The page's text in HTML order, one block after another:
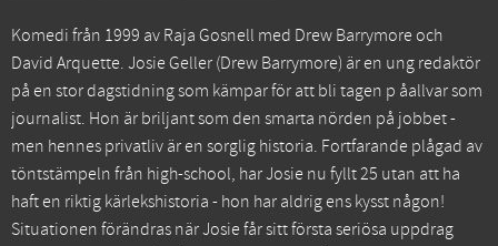
Komedi från 1999 av Raja Gosnell med Drew Barrymore och
David Arquette. Josie Geller (Drew Barrymore) är en ung redaktör
på en stor dagstidning som kämpar för att bli tagen p åallvar som
journalist. Hon är briljant som den smarta nörden på jobbet -
men hennes privatliv är en sorglig historia. Fortfarande plågad av
töntstämpeln från high-school, har Josie nu fyllt 25 utan att ha
haft en riktig kärlekshistoria - hon har aldrig ens kysst någon!
Situationen förändras när Josie får sitt första seriösa uppdrag